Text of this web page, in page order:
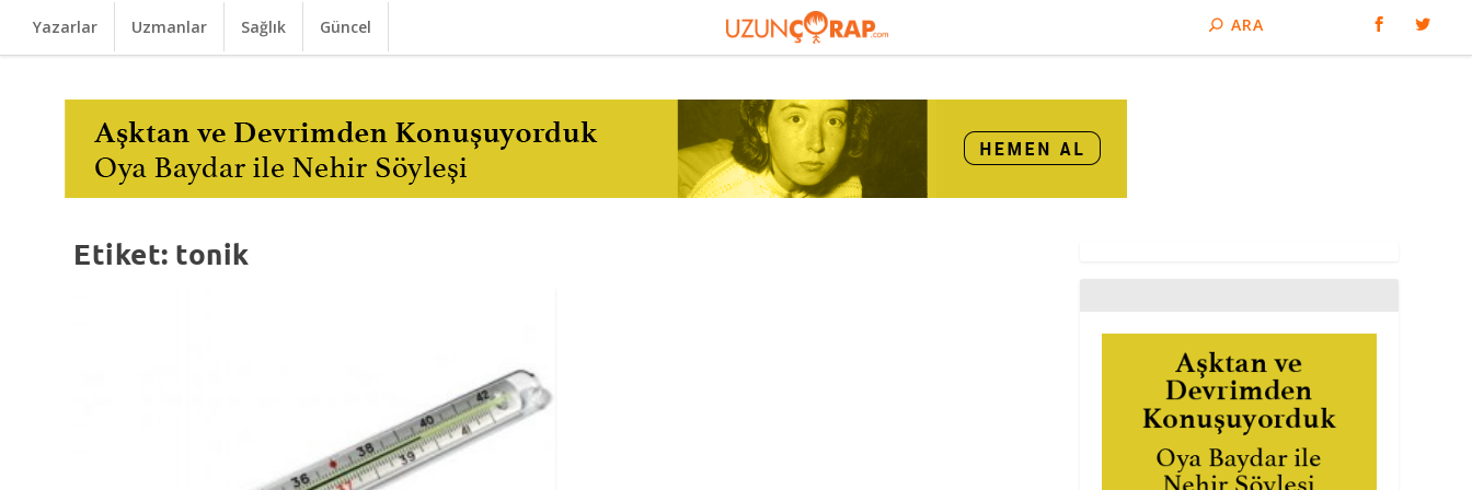
Yazarlar Uzmanlar Sağlık Güncel
Etiket: tonik